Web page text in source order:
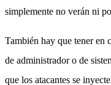
simplemente no verán ni
También hay que tener en
de administrador o de
que los atacantes se